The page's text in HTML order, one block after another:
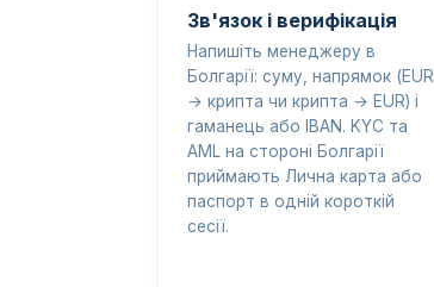
Зв'язок і верифікація
Напишіть менеджеру в
Болгарії: суму, напрямок (EUR
→ крипта чи крипта → EUR) і
гаманець або IBAN. KYC та
AML на стороні Болгарії
приймають Лична карта або
паспорт в одній короткій
сесії.